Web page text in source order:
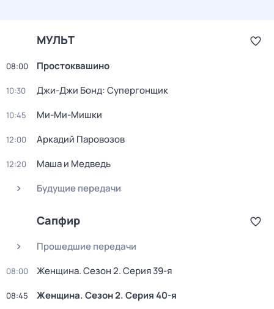
МУЛЬТ
08:00 Простоквашино
10:30 Джи-Джи Бонд: Супергонщик
10:45 Ми-Ми-Мишки
12:00 Аркадий Паровозов
12:20
Маша и Медведь
Будущие передачи
Сапфир
Прошедшие передачи
08:00 Женщина. Сезон 2. Серия 39-я
08:45 Женщина. Сезон 2. Серия 40-я